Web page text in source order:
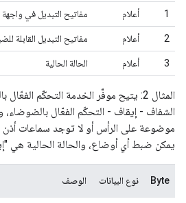
1 أعلام مفاتيح التبديل في
2 أعلام مفاتيح التبديل القابلة
3 أعلام الحالة الحالية
المثال 2: يتيح موفِّر الخدمة التحكّم
الشفاف - إيقاف - التحكّم الفعّال
موضوعة على الرأس أو لا توجد سماعات أذن
يمكن ضبط أي أوضاع، والحالة الحالية هي
Byte نوع البيانات الوصف